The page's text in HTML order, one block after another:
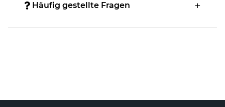
Häufig gestellte Fragen